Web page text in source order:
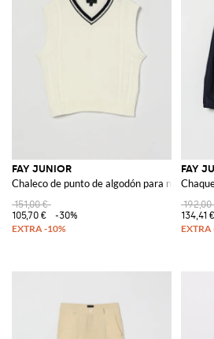
FAY JUNIOR
Chaleco de punto de algodón para niño con
151,00 €
105,70 €
-30%
FAY
192,00
134,41 €